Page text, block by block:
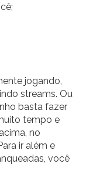
jogando,
streams. Ou
basta fazer
tempo e
no
ir além e
você